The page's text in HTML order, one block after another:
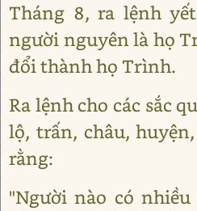
Tháng 8, ra lệnh
người nguyên là họ
đổi thành họ Trình.
Ra lệnh cho các sắc
lộ, trấn, châu,
rằng:
"Người nào có